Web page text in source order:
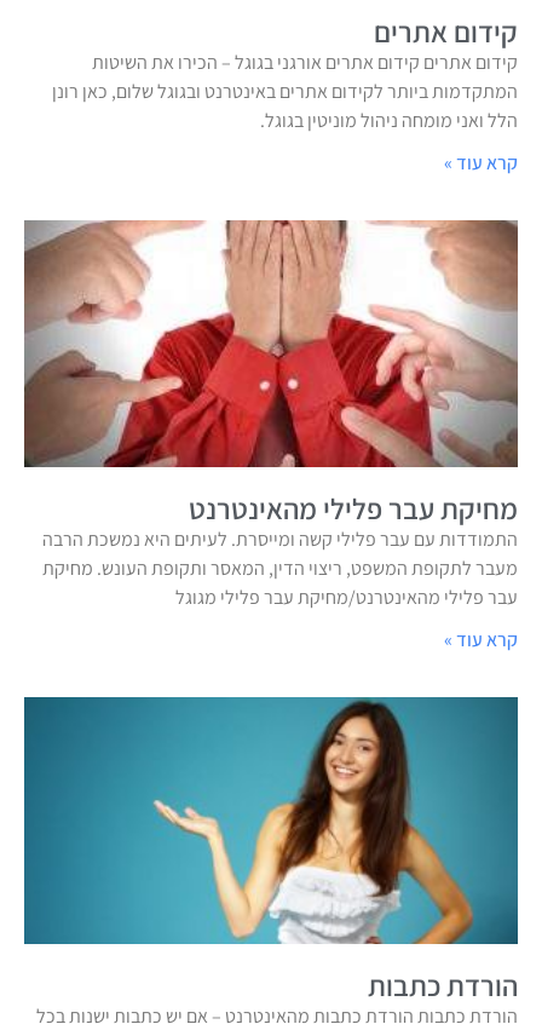
קידום אתרים
קידום אתרים קידום אתרים אורגני בגוגל – הכירו את השיטות
המתקדמות ביותר לקידום אתרים באינטרנט ובגוגל שלום, כאן רונן
הלל ואני מומחה ניהול מוניטין בגוגל.
קרא עוד »
מחיקת עבר פלילי מהאינטרנט
התמודדות עם עבר פלילי קשה ומייסרת. לעיתים היא נמשכת הרבה
מעבר לתקופת המשפט, ריצוי הדין, המאסר ותקופת העונש. מחיקת
עבר פלילי מהאינטרנט/מחיקת עבר פלילי מגוגל
קרא עוד »
הורדת כתבות
הורדת כתבות הורדת כתבות מהאינטרנט – אם יש כתבות ישנות בכל